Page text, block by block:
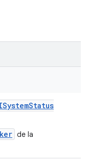
Status
de la